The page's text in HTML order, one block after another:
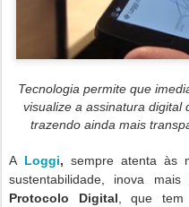
Tecnologia permite que
visualize a assinatura digital
trazendo ainda mais
A Loggi, sempre atenta às
sustentabilidade, inova
Protocolo Digital , que